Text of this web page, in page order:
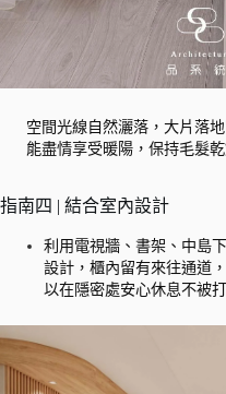
空間光線自然灑落，大片落
能盡情享受暖陽，保持毛髮
指南四 | 結合室內設計
利用電視牆、書架、中島
設計，櫃內留有來往通道
以在隱密處安心休息不被